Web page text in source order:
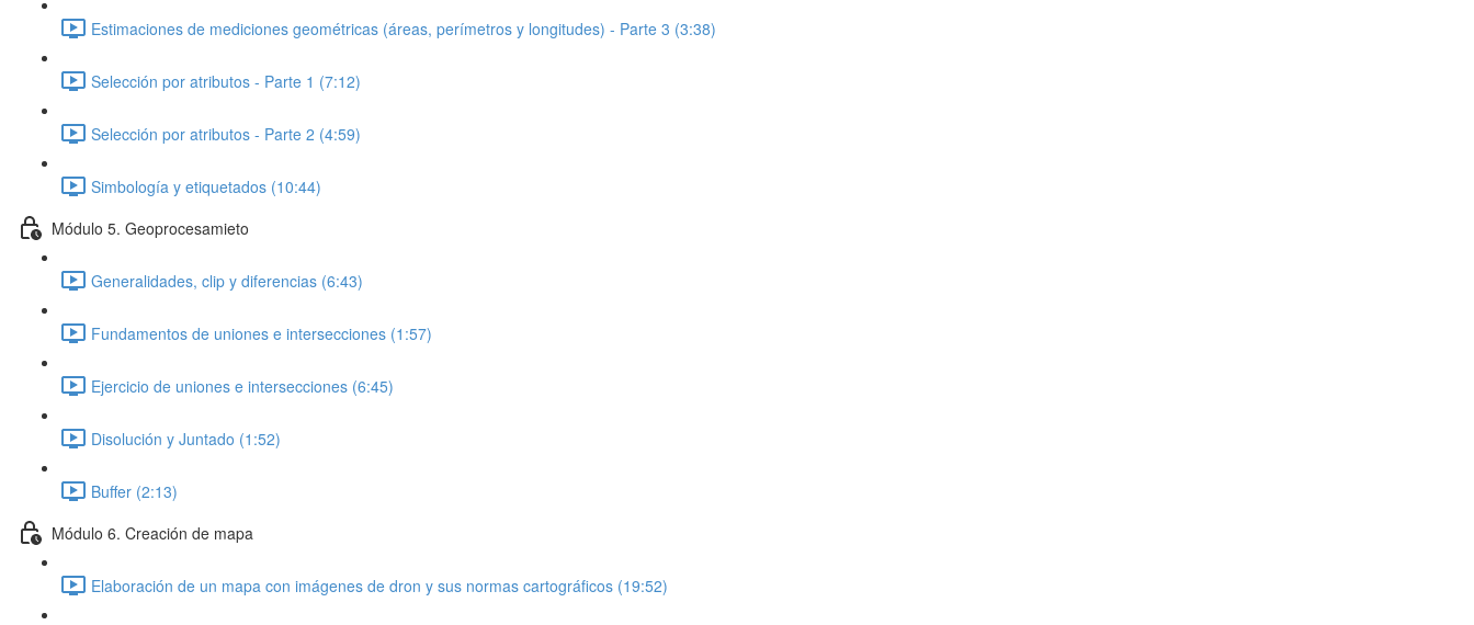
Estimaciones de mediciones geométricas (áreas, perímetros y longitudes) - Parte 3 (3:38)
Selección por atributos - Parte 1 (7:12)
Selección por atributos - Parte 2 (4:59)
Simbología y etiquetados (10:44)
Módulo 5. Geoprocesamieto
Generalidades, clip y diferencias (6:43)
Fundamentos de uniones e intersecciones (1:57)
Ejercicio de uniones e intersecciones (6:45)
Disolución y Juntado (1:52)
Buffer (2:13)
Módulo 6. Creación de mapa
Elaboración de un mapa con imágenes de dron y sus normas cartográficos (19:52)